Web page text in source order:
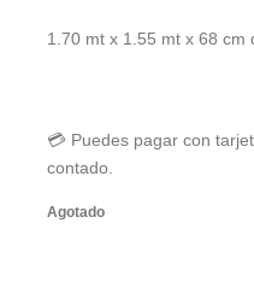
1.70 mt x 1.55 mt x 68 cm
💳 Puedes pagar con
contado.
Agotado